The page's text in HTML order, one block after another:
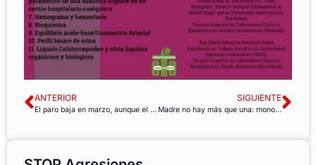
ANTERIOR
El paro baja en marzo, aunque el fin de los ERTE podrá traer un total de 5 millones de desempleados
SIGUIENTE
Madre no hay más que una: monoparentalidad, género y pobreza infantil